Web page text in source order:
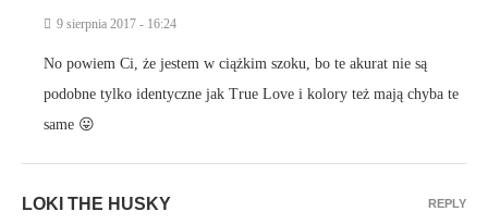
9 sierpnia 2017 - 16:24
No powiem Ci, że jestem w ciążkim szoku, bo te akurat nie są
podobne tylko identyczne jak True Love i kolory też mają chyba te
same 😛
LOKI THE HUSKY REPLY